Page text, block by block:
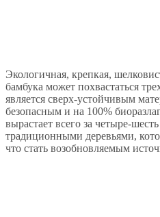
Экологичная, крепкая,
бамбука может похвастаться
является сверх-устойчивым
безопасным и на 100%
вырастает всего за четыре-
традиционными деревьями,
что стать возобновляемым